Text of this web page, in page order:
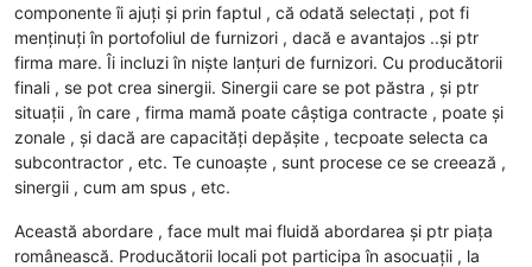
componente îi ajuți și prin faptul , că odată selectați , pot fi
menținuți în portofoliul de furnizori , dacă e avantajos ..și ptr
firma mare. Îi incluzi în niște lanțuri de furnizori. Cu producătorii
finali , se pot crea sinergii. Sinergii care se pot păstra , și ptr
situații , în care , firma mamă poate câștiga contracte , poate și
zonale , și dacă are capacități depășite , tecpoate selecta ca
subcontractor , etc. Te cunoaște , sunt procese ce se creează ,
sinergii , cum am spus , etc.
Această abordare , face mult mai fluidă abordarea și ptr piața
românească. Producătorii locali pot participa în asocuații , la